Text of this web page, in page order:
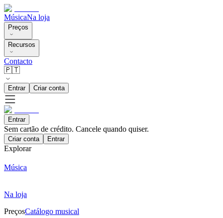
MúsicaNa loja
Preços
Recursos
Contacto
🇵🇹
Entrar Criar conta
Entrar
Sem cartão de crédito. Cancele quando quiser.
Criar conta Entrar
Explorar
Música
Na loja
PreçosCatálogo musical